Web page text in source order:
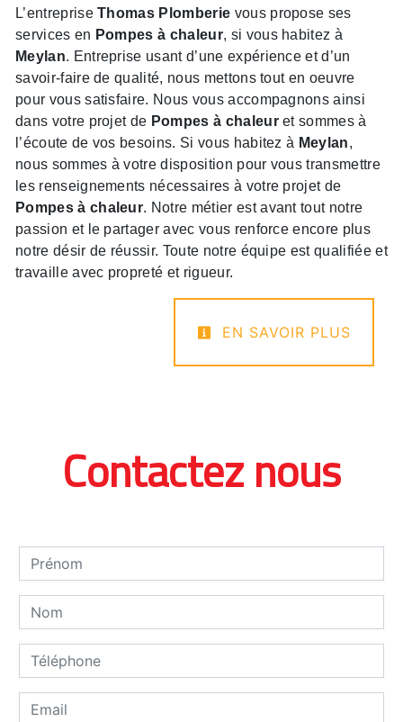
L’entrepriseThomas Plomberie vous propose ses
services en Pompes à chaleur, si vous habitez à
Meylan. Entreprise usant d’une expérience et d’un
savoir-faire de qualité, nous mettons tout en oeuvre
pour vous satisfaire. Nous vous accompagnons ainsi
dans votre projet de Pompes à chaleuret sommes à
l’écoute de vos besoins. Si vous habitez à Meylan,
nous sommes à votre disposition pour vous transmettre
les renseignements nécessaires à votre projet de
Pompes à chaleur. Notre métier est avant tout notre
passion et le partager avec vous renforce encore plus
notre désir de réussir. Toute notre équipe est qualifiée et
travaille avec propreté et rigueur.
EN SAVOIR PLUS
Contactez nous